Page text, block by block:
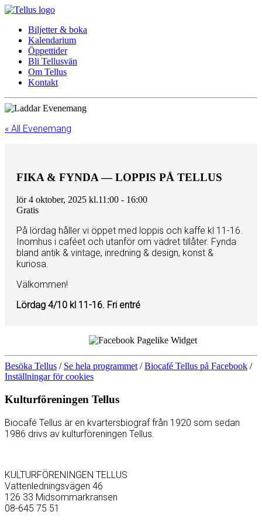
Biljetter & boka
Kalendarium
Öppettider
Bli Tellusvän
Om Tellus
Kontakt
« All Evenemang
FIKA & FYNDA — LOPPIS PÅ TELLUS
lör 4 oktober, 2025 kl.11:00 - 16:00
Gratis
På lördag håller vi öppet med loppis och kaffe kl 11-16.
Inomhus i caféet och utanför om vädret tillåter. Fynda
bland antik & vintage, inredning & design, konst &
kuriosa.
Välkommen!
Lördag 4/10 kl 11-16. Fri entré
Besöka Tellus / Se hela programmet/Biocafé Tellus på Facebook /
Inställningar för cookies
Kulturföreningen Tellus
Biocafé Tellus är en kvartersbiograf från 1920 som sedan
1986 drivs av kulturföreningen Tellus.
KULTURFÖRENINGEN TELLUS
Vattenledningsvägen 46
126 33 Midsommarkransen
08-645 75 51